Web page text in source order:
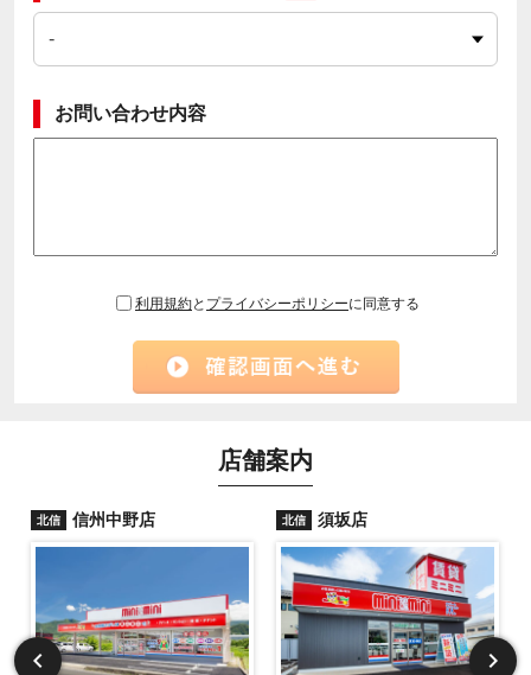
お問い合わせ内容
利用規約と プライバシーポリシーに同意する
店舗案内
北信 信州中野店 北信 須坂店